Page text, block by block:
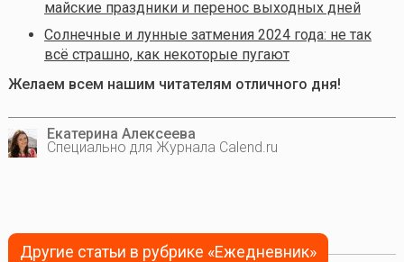
майские праздники и перенос выходных дней
Солнечные и лунные затмения 2024 года: не так
всё страшно, как некоторые пугают
Желаем всем нашим читателям отличного дня!
Екатерина Алексеева
Специально для Журнала Calend.ru
Другие статьи в рубрике «Ежедневник»